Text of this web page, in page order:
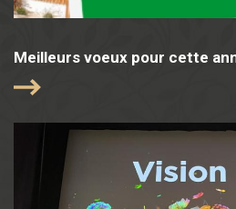
Meilleurs voeux pour cette